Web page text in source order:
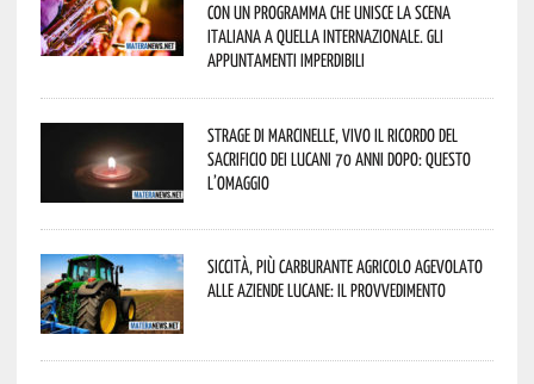
con un programma che unisce la scena
italiana a quella internazionale. Gli
appuntamenti imperdibili
Strage di Marcinelle, vivo il ricordo del
sacrificio dei lucani 70 anni dopo: questo
l’omaggio
Siccità, più carburante agricolo agevolato
alle aziende lucane: il provvedimento